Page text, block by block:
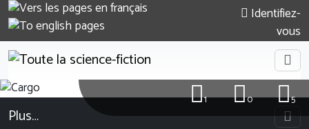
Identifiez-
vous
5
0
1
Plus…